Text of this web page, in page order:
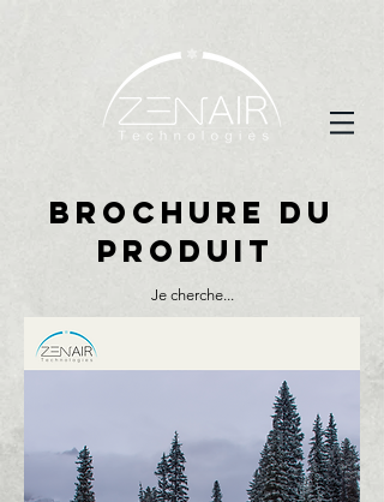
Brochure du
produit
Je cherche...